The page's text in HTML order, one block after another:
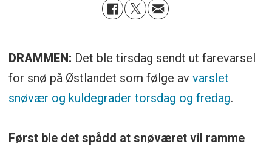
DRAMMEN: Det ble tirsdag sendt ut farevarsel
for snø på Østlandet som følge av varslet
snøvær og kuldegrader torsdag og fredag.
Først ble det spådd at snøværet vil ramme